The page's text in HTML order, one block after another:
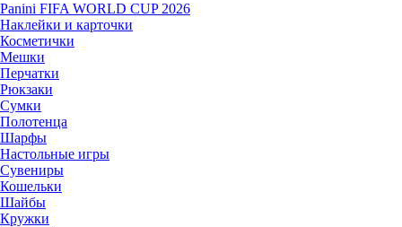
Panini FIFA WORLD CUP 2026
Наклейки и карточки
Косметички
Мешки
Перчатки
Рюкзаки
Сумки
Полотенца
Шарфы
Настольные игры
Сувениры
Кошельки
Шайбы
Кружки